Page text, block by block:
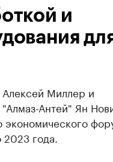
и
Миллер и
Антей" Ян
экономического
года.